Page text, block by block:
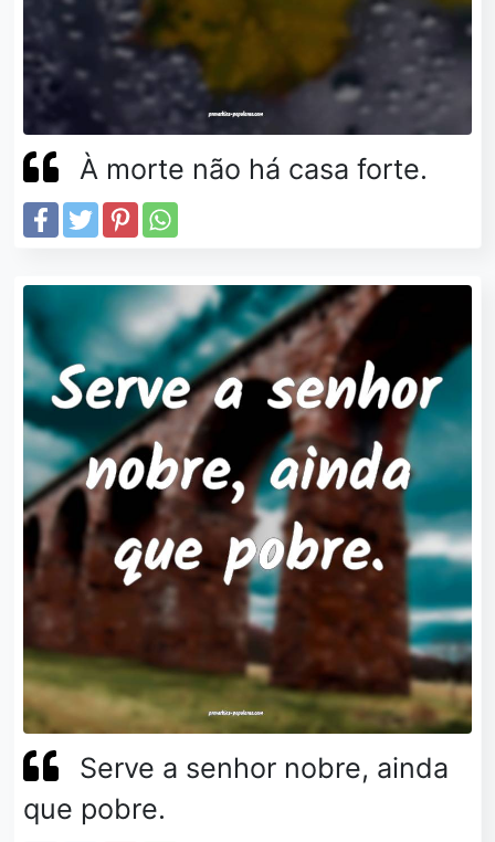
À morte não há casa forte.
Serve a senhor nobre, ainda
que pobre.